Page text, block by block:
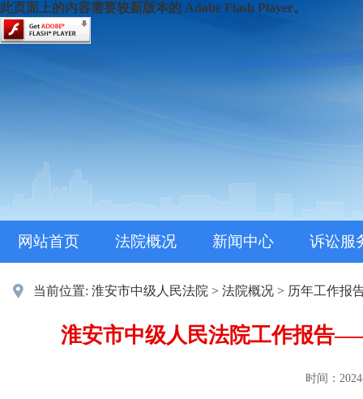
此页面上的内容需要较新版本的 Adobe Flash Player。
网站首页 法院概况 新闻中心 诉讼服
当前位置: 淮安市中级人民法院 > 法院概况 > 历年工作报
淮安市中级人民法院工作报告
时间：